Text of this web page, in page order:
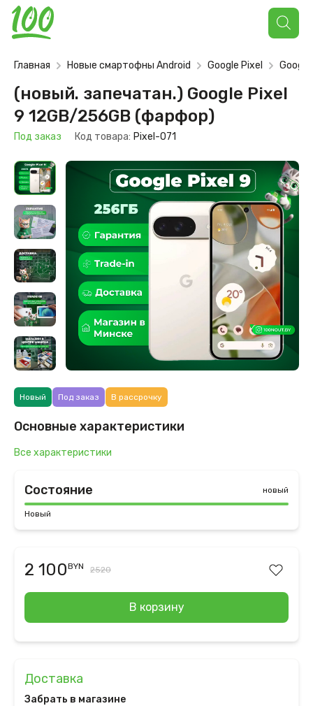
Поиск
товаров
Главная Новые смартофны Android Google Pixel
(новый. запечатан.) Google Pixel
9 12GB/256GB (фарфор)
Под заказ Код товара: Pixel-071
Новый Под заказ В рассрочку
Основные характеристики
Все характеристики
Состояние новый
Новый
2 100BYN 2520
В корзину
Доставка
Забрать в магазине